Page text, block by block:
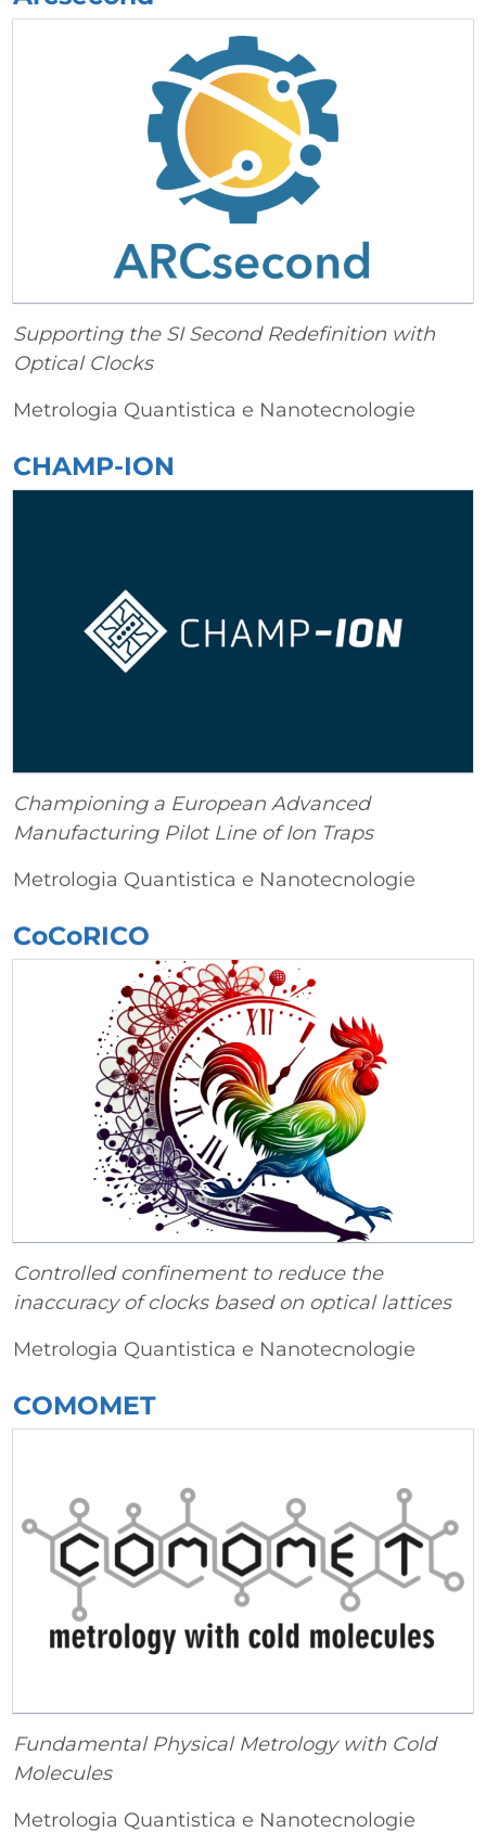
Supporting the SI Second Redefinition with
Optical Clocks
Metrologia Quantistica e Nanotecnologie
CHAMP-ION
Championing a European Advanced
Manufacturing Pilot Line of Ion Traps
Metrologia Quantistica e Nanotecnologie
CoCoRICO
Controlled confinement to reduce the
inaccuracy of clocks based on optical lattices
Metrologia Quantistica e Nanotecnologie
COMOMET
Fundamental Physical Metrology with Cold
Molecules
Metrologia Quantistica e Nanotecnologie